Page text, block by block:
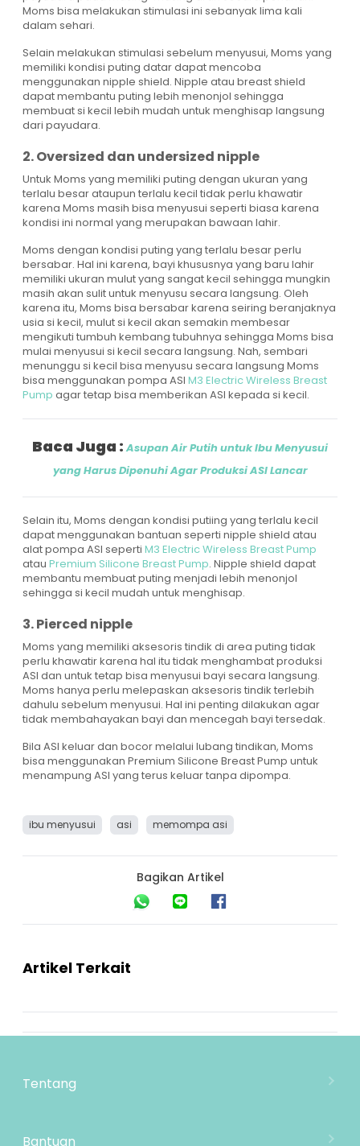
Moms bisa melakukan stimulasi ini sebanyak lima kali
dalam sehari.
Selain melakukan stimulasi sebelum menyusui, Moms yang
memiliki kondisi puting datar dapat mencoba
menggunakan nipple shield. Nipple atau breast shield
dapat membantu puting lebih menonjol sehingga
membuat si kecil lebih mudah untuk menghisap langsung
dari payudara.
2. Oversized dan undersized nipple
Untuk Moms yang memiliki puting dengan ukuran yang
terlalu besar ataupun terlalu kecil tidak perlu khawatir
karena Moms masih bisa menyusui seperti biasa karena
kondisi ini normal yang merupakan bawaan lahir.
Moms dengan kondisi puting yang terlalu besar perlu
bersabar. Hal ini karena, bayi khususnya yang baru lahir
memiliki ukuran mulut yang sangat kecil sehingga mungkin
masih akan sulit untuk menyusu secara langsung. Oleh
karena itu, Moms bisa bersabar karena seiring beranjaknya
usia si kecil, mulut si kecil akan semakin membesar
mengikuti tumbuh kembang tubuhnya sehingga Moms bisa
mulai menyusui si kecil secara langsung. Nah, sembari
menunggu si kecil bisa menyusu secara langsung Moms
bisa menggunakan pompa ASI M3 Electric Wireless Breast
Pump agar tetap bisa memberikan ASI kepada si kecil.
Baca Juga :Asupan Air Putih untuk Ibu Menyusui
yang Harus Dipenuhi Agar Produksi ASI Lancar
Selain itu, Moms dengan kondisi putiing yang terlalu kecil
dapat menggunakan bantuan seperti nipple shield atau
alat pompa ASI seperti M3 Electric Wireless Breast Pump
atau Premium Silicone Breast Pump. Nipple shield dapat
membantu membuat puting menjadi lebih menonjol
sehingga si kecil mudah untuk menghisap.
3. Pierced nipple
Moms yang memiliki aksesoris tindik di area puting tidak
perlu khawatir karena hal itu tidak menghambat produksi
ASI dan untuk tetap bisa menyusui bayi secara langsung.
Moms hanya perlu melepaskan aksesoris tindik terlebih
dahulu sebelum menyusui. Hal ini penting dilakukan agar
tidak membahayakan bayi dan mencegah bayi tersedak.
Bila ASI keluar dan bocor melalui lubang tindikan, Moms
bisa menggunakan Premium Silicone Breast Pump untuk
menampung ASI yang terus keluar tanpa dipompa.
ibu menyusui asi memompa asi
Bagikan Artikel
Artikel Terkait
Tentang
Lokasi Toko
Bantuan